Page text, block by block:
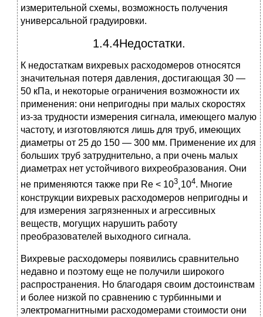
измерительной схемы, возможность получения
универсальной градуировки.
1.4.4Недостатки.
К недостаткам вихревых расходомеров относятся
значительная потеря давления, достигающая 30 —
50 кПа, и некоторые ограничения возможности их
применения: они непригодны при малых скоростях
из-за трудности измерения сигнала, имеющего малую
частоту, и изготовляются лишь для труб, имеющих
диаметры от 25 до 150 — 300 мм. Применение их для
больших труб затруднительно, а при очень малых
диаметрах нет устойчивого вихреобразования. Они
не применяются также при Re < 103 ¸104. Многие
конструкции вихревых расходомеров непригодны и
для измерения загрязненных и агрессивных
веществ, могущих нарушить работу
преобразователей выходного сигнала.
Вихревые расходомеры появились сравнительно
недавно и поэтому еще не получили широкого
распространения. Но благодаря своим достоинствам
и более низкой по сравнению с турбинными и
электромагнитными расходомерами стоимости они